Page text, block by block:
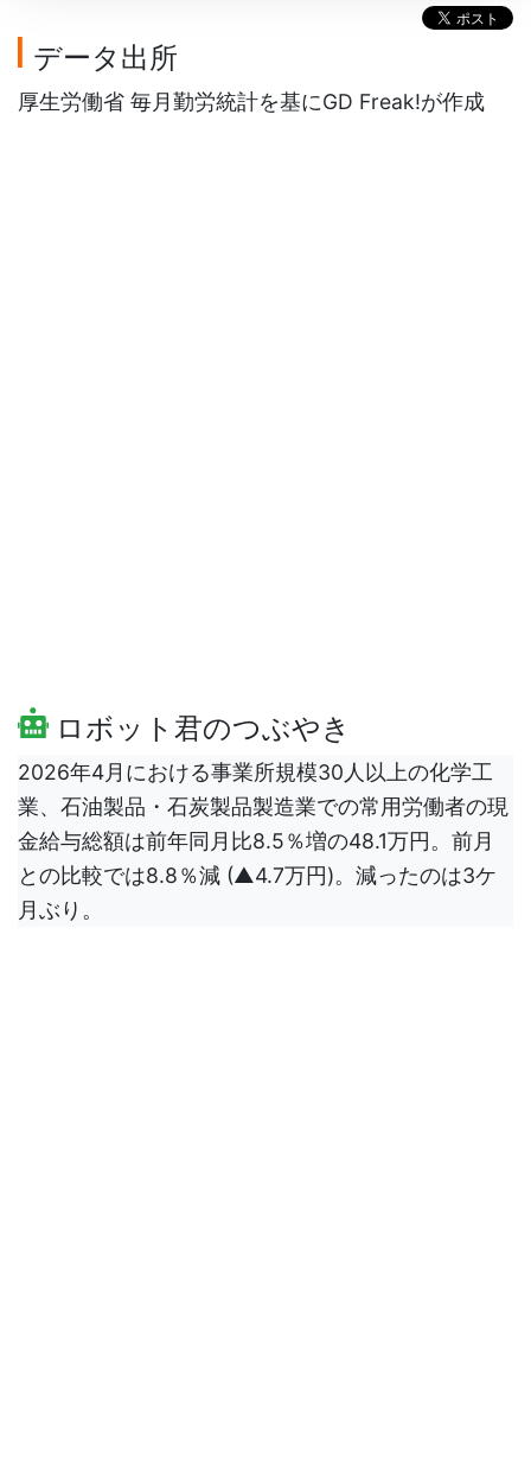
データ出所
厚生労働省 毎月勤労統計を基にGD Freak!が作成
ロボット君のつぶやき
2026年4月における事業所規模30人以上の化学工
業、石油製品・石炭製品製造業での常用労働者の現
金給与総額は前年同月比8.5％増の48.1万円。前月
との比較では8.8％減 (▲4.7万円)。減ったのは3ケ
月ぶり。